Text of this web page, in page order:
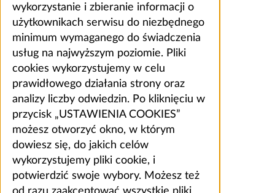
wykorzystanie i zbieranie informacji o
użytkownikach serwisu do niezbędnego
minimum wymaganego do świadczenia
usług na najwyższym poziomie. Pliki
cookies wykorzystujemy w celu
prawidłowego działania strony oraz
analizy liczby odwiedzin. Po kliknięciu w
przycisk „USTAWIENIA COOKIES”
możesz otworzyć okno, w którym
dowiesz się, do jakich celów
wykorzystujemy pliki cookie, i
potwierdzić swoje wybory. Możesz też